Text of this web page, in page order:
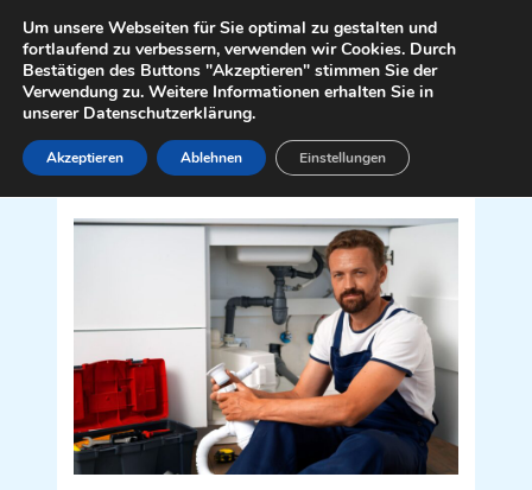
Inhalt
springen
Sanitär Installateur für Aigen im
Um unsere Webseiten für Sie optimal zu gestalten und
fortlaufend zu verbessern, verwenden wir Cookies. Durch
Bestätigen des Buttons "Akzeptieren" stimmen Sie der
Verwendung zu. Weitere Informationen erhalten Sie in
unserer Datenschutzerklärung.
Akzeptieren Ablehnen Einstellungen